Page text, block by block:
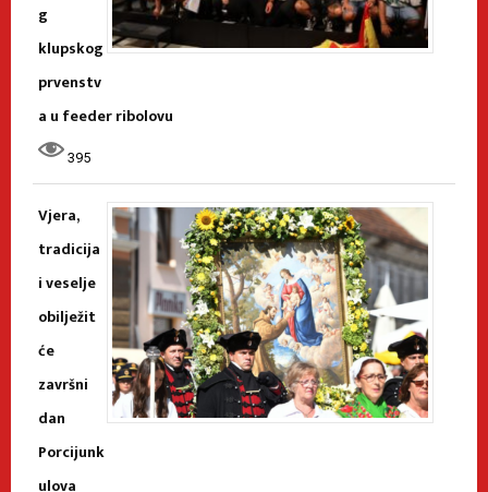
g
klupskog
prvenstv
a u feeder ribolovu
395
Vjera,
tradicija
i veselje
obilježit
će
završni
dan
Porcijunk
ulova